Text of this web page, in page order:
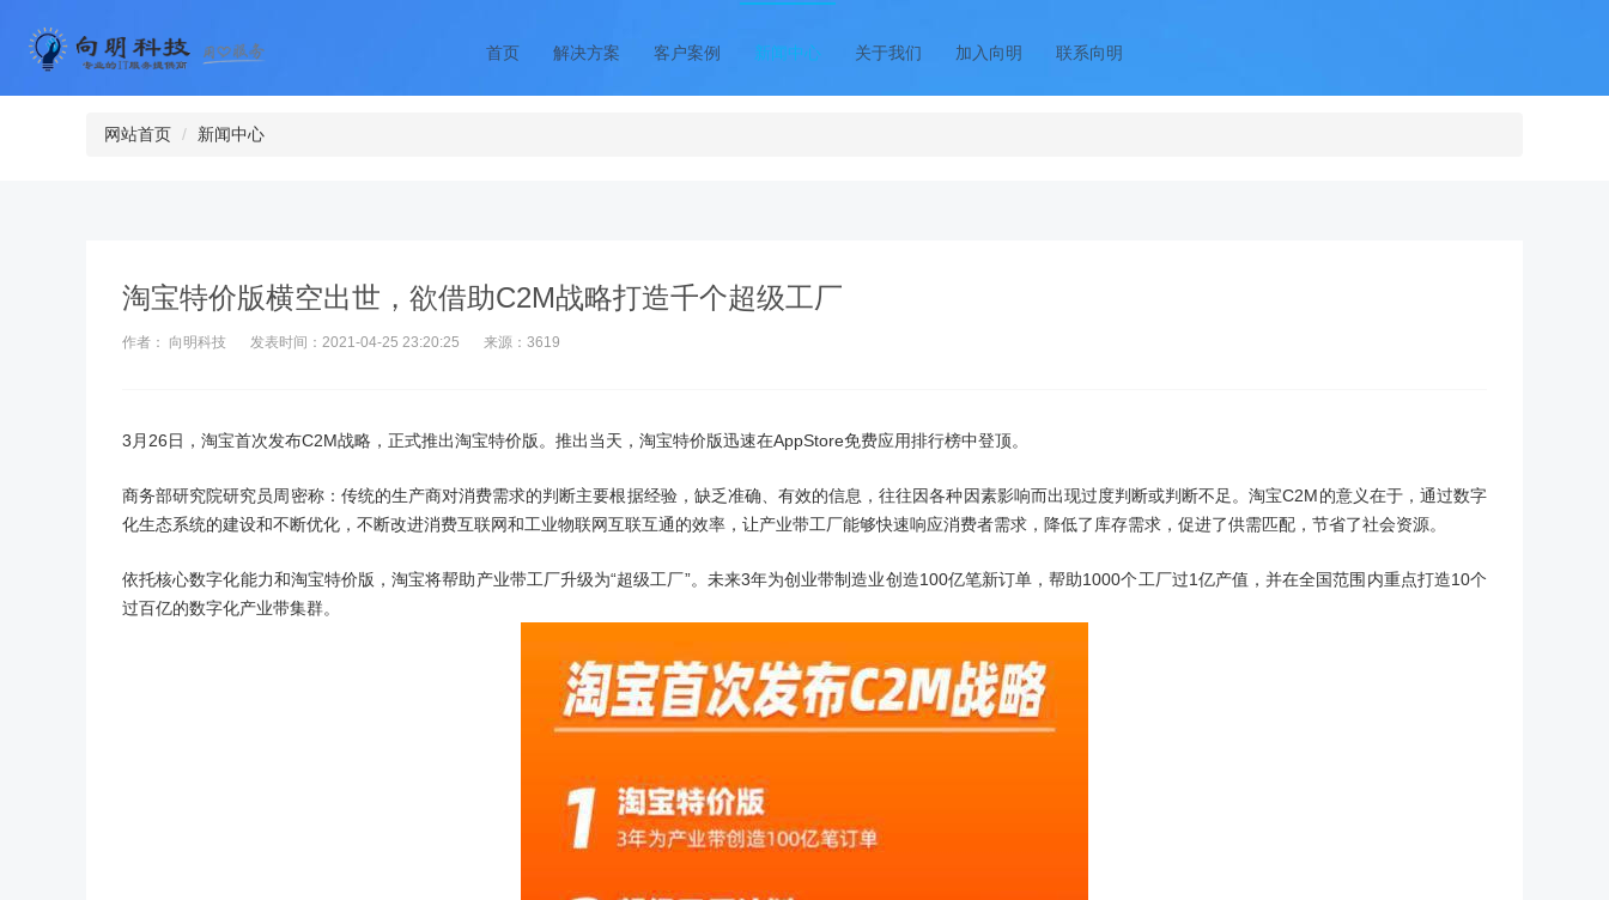
首页 解决方案 客户案例 新闻中心 关于我们 加入向明 联系向明
网站首页 新闻中心
淘宝特价版横空出世，欲借助C2M战略打造千个超级工厂
作者： 向明科技 发表时间：2021-04-25 23:20:25 来源：3619
3月26日，淘宝首次发布C2M战略，正式推出淘宝特价版。推出当天，淘宝特价版迅速在AppStore免费应用排行榜中登顶。
商务部研究院研究员周密称：传统的生产商对消费需求的判断主要根据经验，缺乏准确、有效的信息，往往因各种因素影响而出现过度判断或判断不足。淘宝C2M的意义在于，通过数字
化生态系统的建设和不断优化，不断改进消费互联网和工业物联网互联互通的效率，让产业带工厂能够快速响应消费者需求，降低了库存需求，促进了供需匹配，节省了社会资源。
依托核心数字化能力和淘宝特价版，淘宝将帮助产业带工厂升级为“超级工厂”。未来3年为创业带制造业创造100亿笔新订单，帮助1000个工厂过1亿产值，并在全国范围内重点打造10个
过百亿的数字化产业带集群。